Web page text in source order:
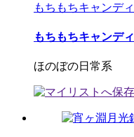
もちもちキャンディ
もちもちキャンディ
ほのぼの日常系